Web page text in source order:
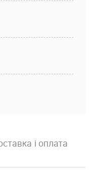
і оплата